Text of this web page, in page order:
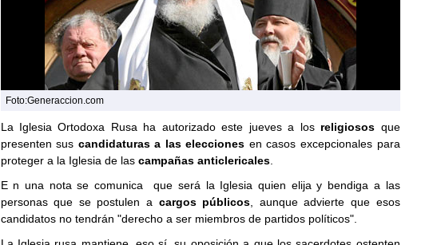
Foto:Generaccion.com
La Iglesia Ortodoxa Rusa ha autorizado este jueves a los religiosos que
presenten sus candidaturas a las elecciones en casos excepcionales para
proteger a la Iglesia de las campañas anticlericales.
E n una nota se comunica que será la Iglesia quien elija y bendiga a las
personas que se postulen a cargos públicos , aunque advierte que esos
candidatos no tendrán "derecho a ser miembros de partidos políticos".